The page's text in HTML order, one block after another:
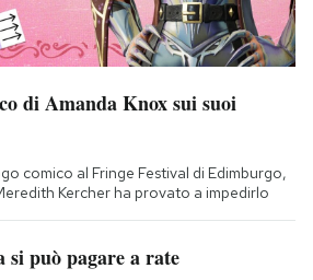
di Amanda Knox sui suoi
comico al Fringe Festival di Edimburgo,
Kercher ha provato a impedirlo
si può pagare a rate